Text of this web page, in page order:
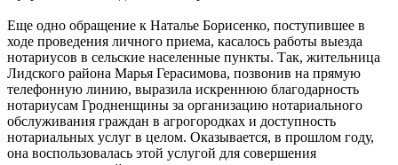
Еще одно обращение к Наталье Борисенко, поступившее в
ходе проведения личного приема, касалось работы выезда
нотариусов в сельские населенные пункты. Так, жительница
Лидского района Марья Герасимова, позвонив на прямую
телефонную линию, выразила искреннюю благодарность
нотариусам Гродненщины за организацию нотариального
обслуживания граждан в агрогородках и доступность
нотариальных услуг в целом. Оказывается, в прошлом году,
она воспользовалась этой услугой для совершения